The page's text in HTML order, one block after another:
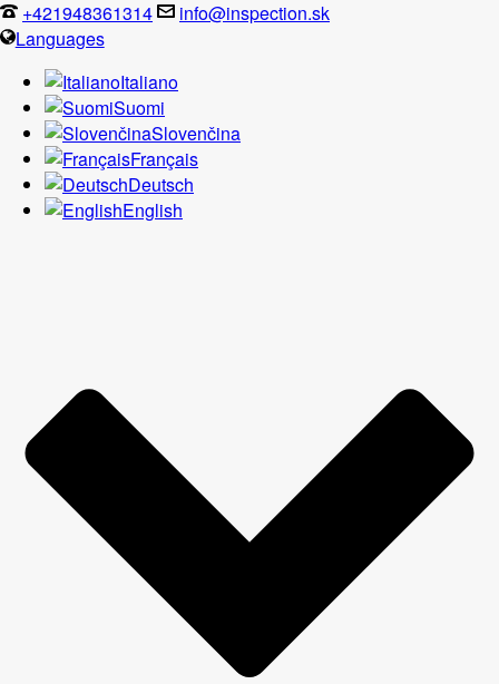
+421948361314
info@inspection.sk
Languages
Italiano
Suomi
Slovenčina
Français
Deutsch
English